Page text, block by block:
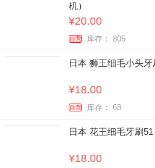
机）
¥20.00
自营 库存： 805
日本 狮王细毛小头牙
¥18.00
自营 库存： 68
日本 花王细毛牙刷51
¥18.00